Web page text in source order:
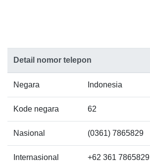
Detail nomor telepon
Negara Indonesia
Kode negara 62
Nasional (0361) 7865829
Internasional
+62 361 7865829